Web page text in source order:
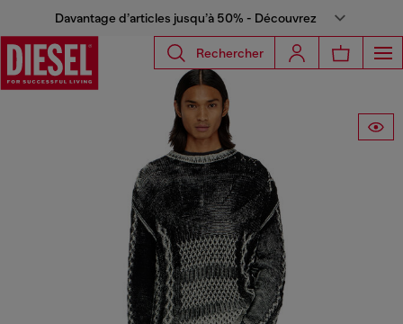
Davantage d’articles jusqu’à 50% - Découvrez
Rechercher